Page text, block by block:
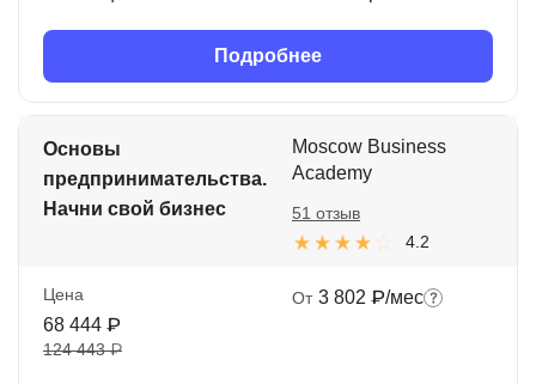
Подробнее
Основы
предпринимательства.
Начни свой бизнес
Moscow Business
Academy
4.2
51 отзыв
Цена
68 444 ₽
124 443 ₽
От 3 802 ₽/мес